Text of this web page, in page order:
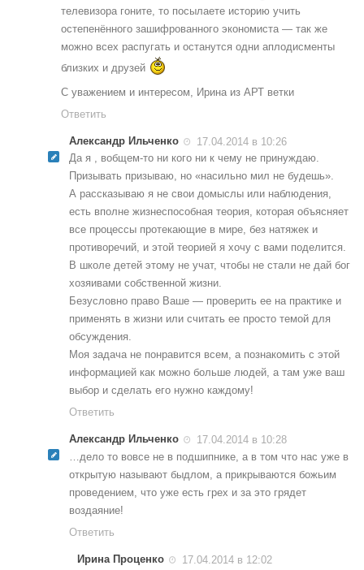
телевизора гоните, то посылаете историю учить
остепенённого зашифрованного экономиста — так же
можно всех распугать и останутся одни аплодисменты
близких и друзей
С уважением и интересом, Ирина из АРТ ветки
Ответить
Александр Ильченко
17.04.2014 в 10:26
Да я , вобщем-то ни кого ни к чему не принуждаю.
Призывать призываю, но «насильно мил не будешь».
А рассказываю я не свои домыслы или наблюдения,
есть вполне жизнеспособная теория, которая объясняет
все процессы протекающие в мире, без натяжек и
противоречий, и этой теорией я хочу с вами поделится.
В школе детей этому не учат, чтобы не стали не дай бог
хозяивами собственной жизни.
Безусловно право Ваше — проверить ее на практике и
применять в жизни или считать ее просто темой для
обсуждения.
Моя задача не понравится всем, а познакомить с этой
информацией как можно больше людей, а там уже ваш
выбор и сделать его нужно каждому!
Ответить
Александр Ильченко
17.04.2014 в 10:28
…дело то вовсе не в подшипнике, а в том что нас уже в
открытую называют быдлом, а прикрываются божьим
проведением, что уже есть грех и за это грядет
воздаяние!
Ответить
Ирина Проценко
17.04.2014 в 12:02